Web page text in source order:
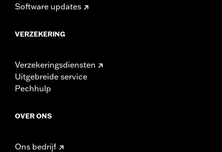
Software updates
VERZEKERING
Verzekeringsdiensten
Uitgebreide service
Pechhulp
OVER ONS
Ons bedrijf